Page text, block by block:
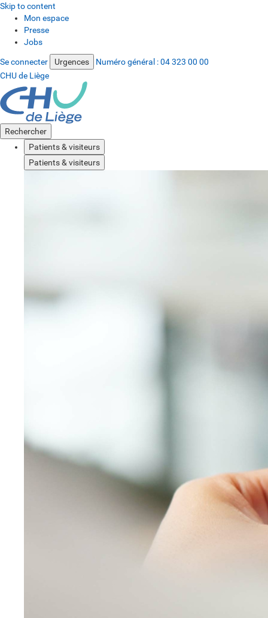
Skip to content
Mon espace
Presse
Jobs
Se connecter Urgences Numéro général :04 323 00 00
CHU de Liège
Rechercher
Patients & visiteurs
Patients & visiteurs